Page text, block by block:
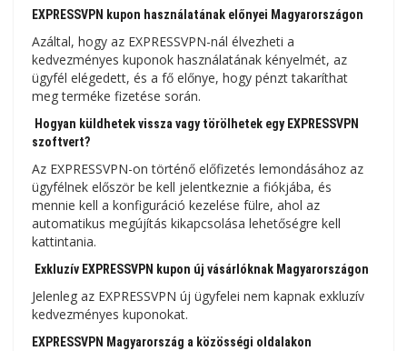
EXPRESSVPN kupon használatának előnyei Magyarországon
Azáltal, hogy az EXPRESSVPN-nál élvezheti a
kedvezményes kuponok használatának kényelmét, az
ügyfél elégedett, és a fő előnye, hogy pénzt takaríthat
meg terméke fizetése során.
Hogyan küldhetek vissza vagy törölhetek egy EXPRESSVPN
szoftvert?
Az EXPRESSVPN-on történő előfizetés lemondásához az
ügyfélnek először be kell jelentkeznie a fiókjába, és
mennie kell a konfiguráció kezelése fülre, ahol az
automatikus megújítás kikapcsolása lehetőségre kell
kattintania.
Exkluzív EXPRESSVPN kupon új vásárlóknak Magyarországon
Jelenleg az EXPRESSVPN új ügyfelei nem kapnak exkluzív
kedvezményes kuponokat.
EXPRESSVPN Magyarország a közösségi oldalakon